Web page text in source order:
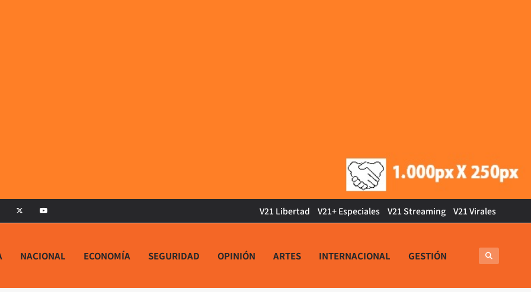
V21 Libertad V21+ Especiales V21 Streaming V21 Virales
NACIONAL ECONOMÍA SEGURIDAD OPINIÓN ARTES INTERNACIONAL GESTIÓN